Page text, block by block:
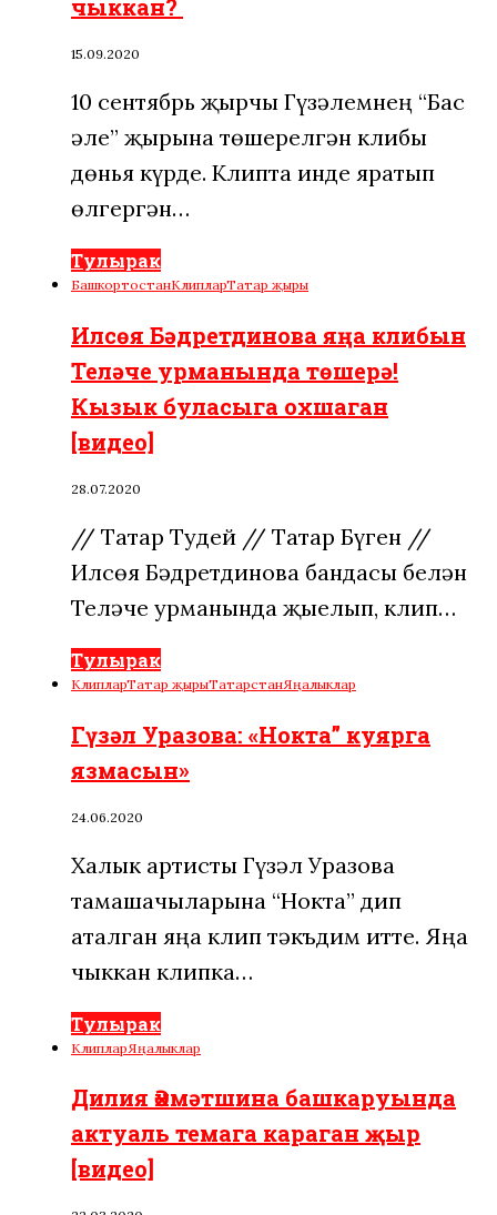
чыккан?
15.09.2020
10 сентябрь җырчы Гүзәлемнең “Бас
әле” җырына төшерелгән клибы
дөнья күрде. Клипта инде яратып
өлгергән…
Тулырак
БашкортостанКлипларТатар җыры
Илсөя Бәдретдинова яңа клибын
Теләче урманында төшерә!
Кызык буласыга охшаган
[видео]
28.07.2020
// Татар Тудей // Татар Бүген //
Илсөя Бәдретдинова бандасы белән
Теләче урманында җыелып, клип…
Тулырак
КлипларТатар җырыТатарстанЯңалыклар
Гүзәл Уразова: «Нокта” куярга
язмасын»
24.06.2020
Халык артисты Гүзәл Уразова
тамашачыларына “Нокта” дип
аталган яңа клип тәкъдим итте. Яңа
чыккан клипка…
Тулырак
КлипларЯңалыклар
Дилия Әхмәтшина башкаруында
актуаль темага караган җыр
[видео]